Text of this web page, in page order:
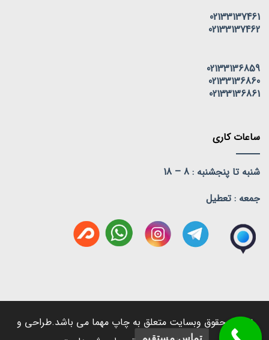
02133137461
02133137462
02133136859
02133136860
02133136861
ساعات کاری
شنبه تا پنجشنبه : 8 – 18
جمعه : تعطیل
تمامی حقوق وبسایت متعلق به چاپ مهما می باشد.طراحی و